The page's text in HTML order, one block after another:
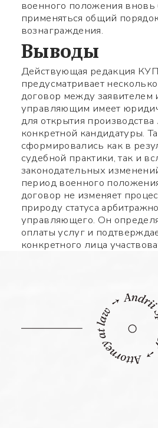
военного положения вновь
применяться общий
вознаграждения.
Выводы
Действующая редакция
предусматривает
договор между заявителем
управляющим имеет
для открытия производства
конкретной кандидатуры.
сформировались как в
судебной практики, так и
законодательных
период военного
договор не изменяет
природу статуса
управляющего. Он
оплаты услуг и
конкретного лица